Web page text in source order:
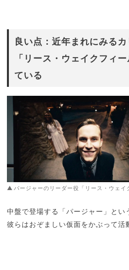
良い点：近年まれにみる
「リース・ウェイクフィ
ている
パージャーのリーダー役「リース・ウェイ
中盤で登場する「パージャー」とい
彼らはおぞましい仮面をかぶって活